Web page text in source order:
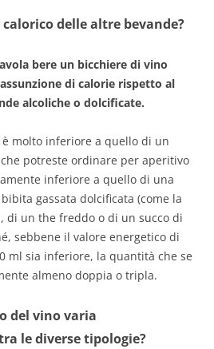
delle altre bevande?
bere un bicchiere di vino
di calorie rispetto al
alcoliche o dolcificate.
molto inferiore a quello di un
potreste ordinare per aperitivo
inferiore a quello di una
gassata dolcificata (come la
di un the freddo o di un succo di
sebbene il valore energetico di
ml sia inferiore, la quantità che se
almeno doppia o tripla.
del vino varia
le diverse tipologie?